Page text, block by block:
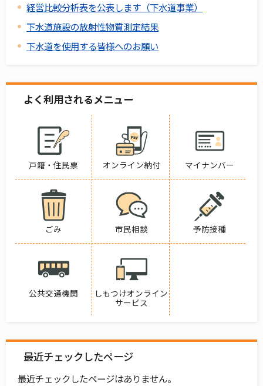
経営比較分析表を公表します（下水道事業）
下水道施設の放射性物質測定結果
下水道を使用する皆様へのお願い
よく利用されるメニュー
戸籍・住民票 オンライン納付 マイナンバー
ごみ 市民相談 予防接種
公共交通機関
しもつけオンライン
サービス
最近チェックしたページ
最近チェックしたページはありません。